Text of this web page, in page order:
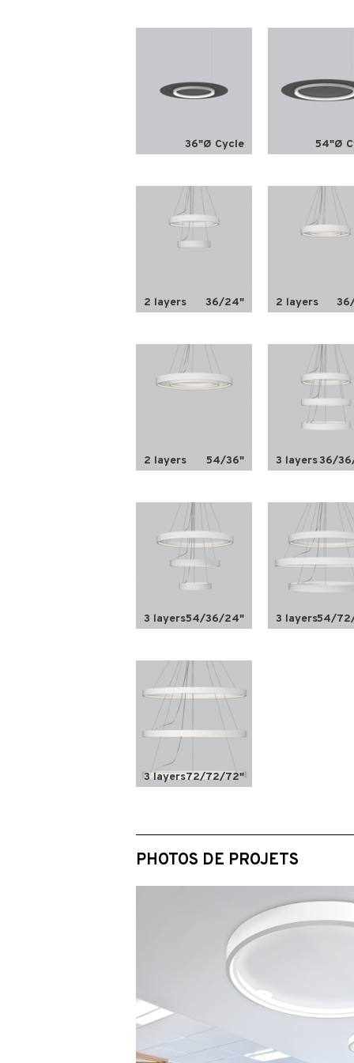
36"Ø Cycle 54"Ø
2 layers 36/24" 2 layers
2 layers 54/36" 3 layers36/
3 layers54/36/24" 3 layers54/
3 layers72/72/72"
PHOTOS DE PROJETS